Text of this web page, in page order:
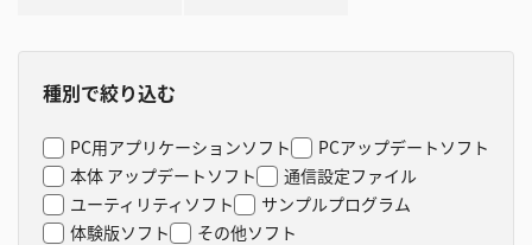
種別で絞り込む
PC用アプリケーションソフト
PCアップデートソフト
本体 アップデートソフト
通信設定ファイル
ユーティリティソフト
サンプルプログラム
体験版ソフト
その他ソフト